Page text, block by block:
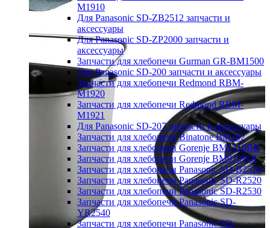
M1910
Для Panasonic SD-ZB2512 запчасти и
аксессуары
Для Panasonic SD-ZP2000 запчасти и
аксессуары
Запчасти для хлебопечи Gurman GR-BM1500
Для Panasonic SD-200 запчасти и аксессуары
Запчасти для хлебопечи Redmond RBM-
M1920
Запчасти для хлебопечи Redmond RBM-
M1921
Для Panasonic SD-207 запчасти и аксессуары
Запчасти для хлебопечи Binatone BM202
Запчасти для хлебопечи Gorenje BM1210BK
Запчасти для хлебопечи Gorenje BM910WII
Запчасти для хлебопечи Panasonic SD-B2510
Запчасти для хлебопечи Panasonic SD-R2520
Запчасти для хлебопечи Panasonic SD-R2530
Запчасти для хлебопечи Panasonic SD-
YR2540
Запчасти для хлебопечи Panasonic SD-